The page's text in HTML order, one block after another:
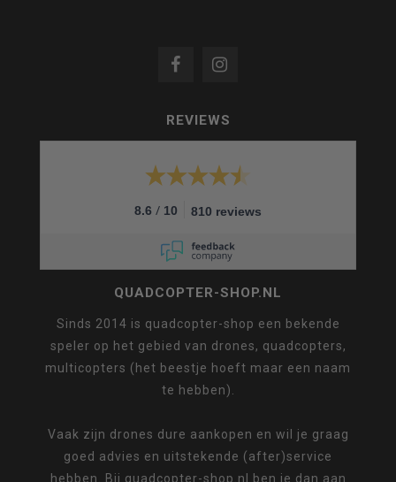
REVIEWS
8.6 / 10 810 reviews
QUADCOPTER-SHOP.NL
Sinds 2014 is quadcopter-shop een bekende
speler op het gebied van drones, quadcopters,
multicopters (het beestje hoeft maar een naam
te hebben).
Vaak zijn drones dure aankopen en wil je graag
goed advies en uitstekende (after)service
hebben. Bij quadcopter-shop.nl ben je dan aan